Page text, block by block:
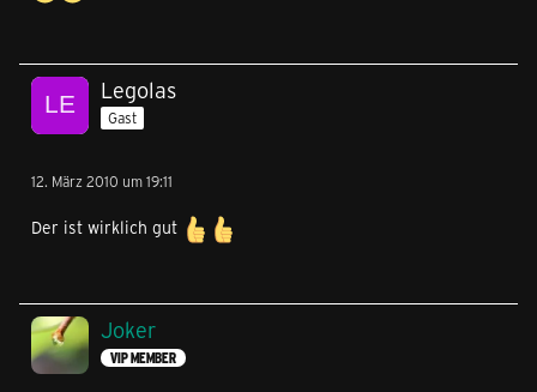
Legolas
Gast
12. März 2010 um 19:11
Der ist wirklich gut
Joker
VIP MEMBER